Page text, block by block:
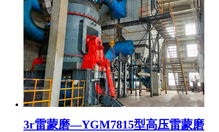
3r雷蒙磨—YGM7815型高压雷蒙磨